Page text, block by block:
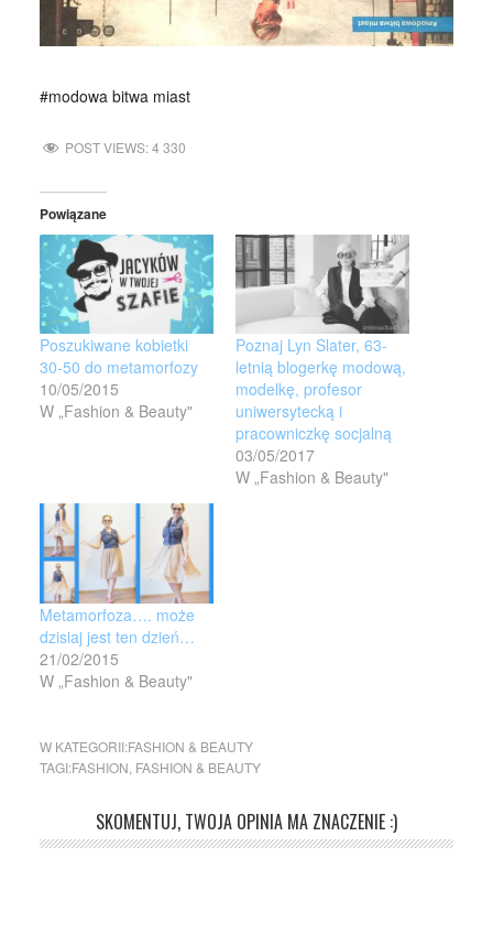
#modowa bitwa miast
POST VIEWS:4 330
Powiązane
Poszukiwane kobietki
30-50 do metamorfozy
10/05/2015
W „Fashion & Beauty"
Poznaj Lyn Slater, 63-
letnią blogerkę modową,
modelkę, profesor
uniwersytecką i
pracowniczkę socjalną
03/05/2017
W „Fashion & Beauty"
Metamorfoza…. może
dzisiaj jest ten dzień…
21/02/2015
W „Fashion & Beauty"
W KATEGORII:FASHION & BEAUTY
TAGI:FASHION FASHION & BEAUTY
SKOMENTUJ, TWOJA OPINIA MA ZNACZENIE :)